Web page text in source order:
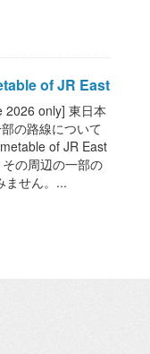
of JR East
2026 only] 東日本
の路線について
of JR East
の周辺の一部の
ません。...